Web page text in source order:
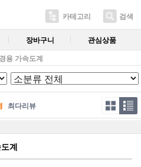
카테고리 검색
장바구니 관심상품
용 가속도계
최다리뷰
계